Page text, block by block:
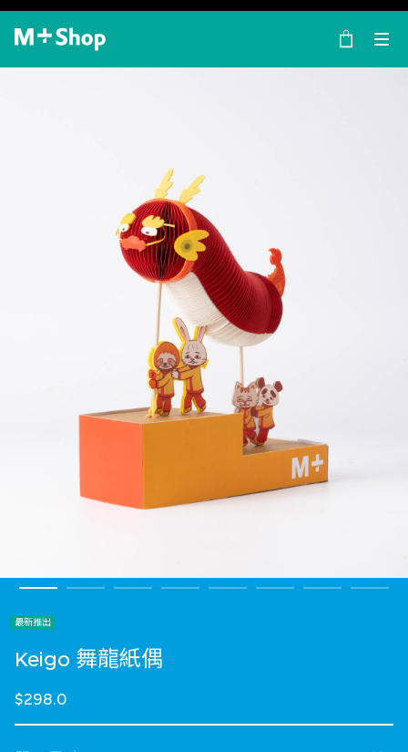
×
M+ Shop
最新推出
Keigo 舞龍紙偶
$298.0